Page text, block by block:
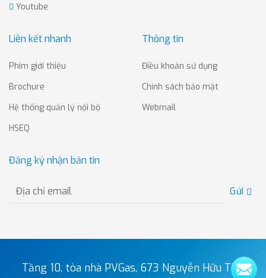
Youtube
Liên kết nhanh
Phim giới thiệu
Brochure
Hệ thống quản lý nội bộ
HSEQ
Thông tin
Điều khoản sử dụng
Chính sách bảo mật
Webmail
Đăng ký nhận bản tin
Gửi
Tầng 10, tòa nhà PVGas, 673 Nguyễn Hữu Thọ,